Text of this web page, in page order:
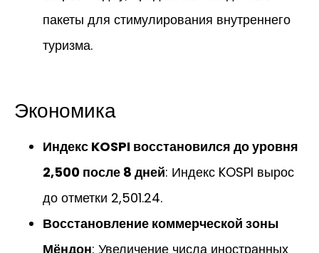
пакеты для стимулирования внутреннего
туризма.
Экономика
Индекс KOSPI восстановился до уровня
2,500 после 8 дней: Индекс KOSPI вырос
до отметки 2,501.24.
Восстановление коммерческой зоны
Мёндон: Увеличение числа иностранных